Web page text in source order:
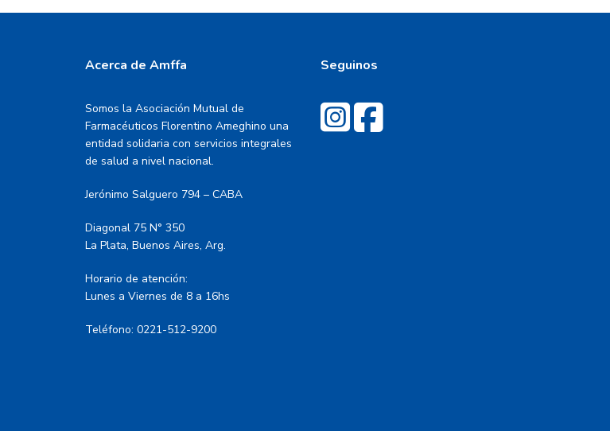
Acerca de Amffa
Somos la Asociación Mutual de
Farmacéuticos Florentino Ameghino una
entidad solidaria con servicios integrales
de salud a nivel nacional.
Jerónimo Salguero 794 – CABA
Diagonal 75 N° 350
La Plata, Buenos Aires, Arg.
Horario de atención:
Lunes a Viernes de 8 a 16hs
Teléfono: 0221-512-9200
Seguinos